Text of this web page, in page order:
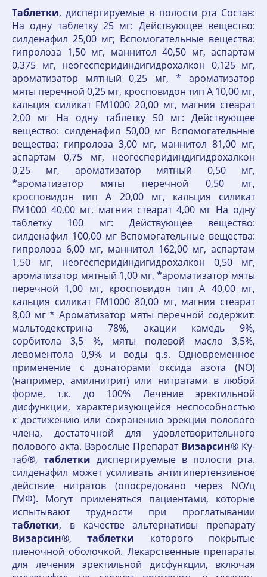
Таблетки, диспергируемые в полости рта Состав:
На одну таблетку 25 мг: Действующее вещество:
силденафил 25,00 мг; Вспомогательные вещества:
гипролоза 1,50 мг, маннитол 40,50 мг, аспартам
0,375 мг, неогесперидиндигидрохалкон 0,125 мг,
ароматизатор мятный 0,25 мг, * ароматизатор
мяты перечной 0,25 мг, кросповидон тип А 10,00 мг,
кальция силикат FM1000 20,00 мг, магния стеарат
2,00 мг На одну таблетку 50 мг: Действующее
вещество: силденафил 50,00 мг Вспомогательные
вещества: гипролоза 3,00 мг, маннитол 81,00 мг,
аспартам 0,75 мг, неогесперидиндигидрохалкон
0,25 мг, ароматизатор мятный 0,50 мг,
*ароматизатор мяты перечной 0,50 мг,
кросповидон тип А 20,00 мг, кальция силикат
FM1000 40,00 мг, магния стеарат 4,00 мг На одну
таблетку 100 мг: Действующее вещество:
силденафил 100,00 мг Вспомогательные вещества:
гипролоза 6,00 мг, маннитол 162,00 мг, аспартам
1,50 мг, неогесперидиндигидрохалкон 0,50 мг,
ароматизатор мятный 1,00 мг, *ароматизатор мяты
перечной 1,00 мг, кросповидон тип А 40,00 мг,
кальция силикат FM1000 80,00 мг, магния стеарат
8,00 мг * Ароматизатор мяты перечной содержит:
мальтодекстрина 78%, акации камедь 9%,
сорбитола 3,5 %, мяты полевой масло 3,5%,
левоментола 0,9% и воды q.s. Одновременное
применение с донаторами оксида азота (NO)
(например, амилнитрит) или нитратами в любой
форме, т.к. до 100% Лечение эректильной
дисфункции, характеризующейся неспособностью
к достижению или сохранению эрекции полового
члена, достаточной для удовлетворительного
полового акта. Взрослые Препарат Визарсин® Ку-
таб®, таблетки диспергируемые в полости рта.
силденафил может усиливать антигипертензивное
действие нитратов (опосредовано через NO/ц
ГМФ). Могут применяться пациентами, которые
испытывают трудности при проглатывании
таблетки, в качестве альтернативы препарату
Визарсин®,таблетки которого покрытые
пленочной оболочкой. Лекарственные препараты
для лечения эректильной дисфункции, включая